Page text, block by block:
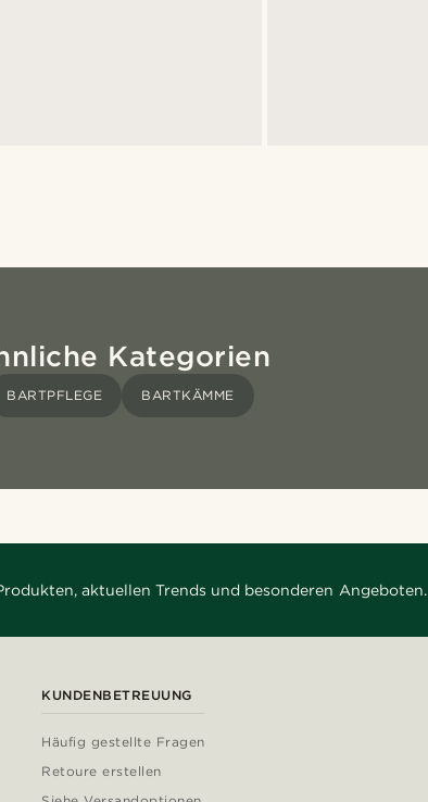
Kategorien
BARTPFLEGE BARTKÄMME
aktuellen Trends und besonderen Angeboten.
KUNDENBETREUUNG
Häufig gestellte Fragen
Retoure erstellen